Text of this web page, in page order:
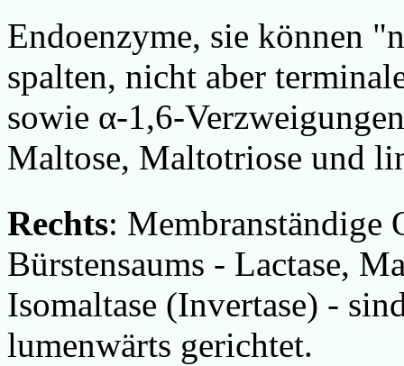
Endoenzyme, sie können
spalten, nicht aber
sowie α-1,6-
Maltose, Maltotriose und
Rechts: Membranständige
Bürstensaums - Lactase,
Isomaltase (Invertase) -
lumenwärts gerichtet.